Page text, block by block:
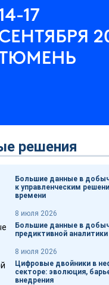
решения
Большие данные в
к управленческим
времени
8 июля 2026
Большие данные в
предиктивной
8 июля 2026
Цифровые двойники в
секторе: эволюция,
внедрения